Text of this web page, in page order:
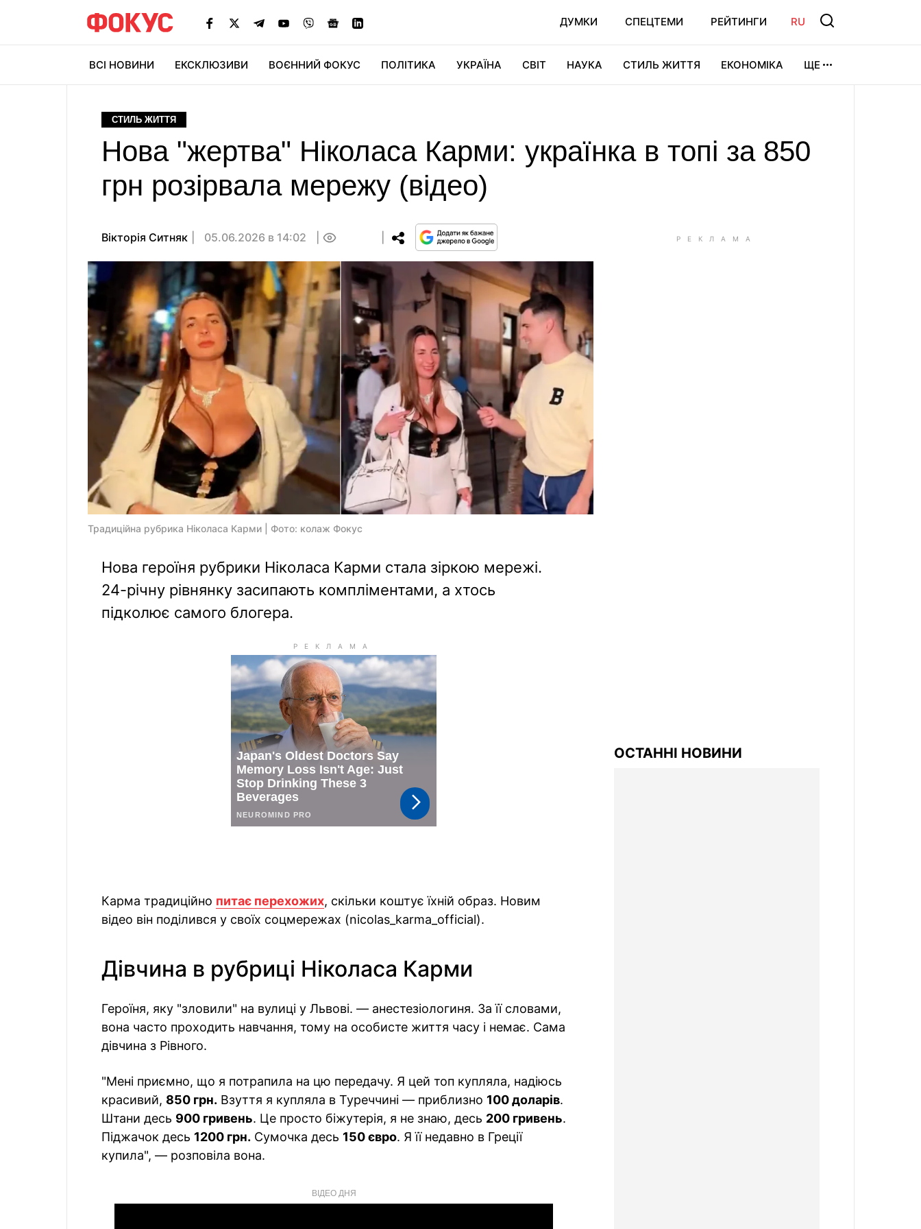
ДУМКИ СПЕЦТЕМИ РЕЙТИНГИ RU
ВСІ НОВИНИ ЕКСКЛЮЗИВИ ВОЄННИЙ ФОКУС ПОЛІТИКА УКРАЇНА СВІТ НАУКА СТИЛЬ ЖИТТЯ ЕКОНОМІКА ЩЕ
СТИЛЬ ЖИТТЯ
Нова "жертва" Ніколаса Карми: українка в топі за 850
грн розірвала мережу (відео)
Вікторія Ситняк 05.06.2026 в 14:02
Традиційна рубрика Ніколаса Карми | Фото: колаж Фокус
Нова героїня рубрики Ніколаса Карми стала зіркою мережі.
24-річну рівнянку засипають компліментами, а хтось
підколює самого блогера.
Карма традиційно питає перехожих, скільки коштує їхній образ. Новим
відео він поділився у своїх соцмережах (nicolas_karma_official).
Дівчина в рубриці Ніколаса Карми
Героїня, яку "зловили" на вулиці у Львові. — анестезіологиня. За її словами,
вона часто проходить навчання, тому на особисте життя часу і немає. Сама
дівчина з Рівного.
"Мені приємно, що я потрапила на цю передачу. Я цей топ купляла, надіюсь
красивий, 850 грн. Взуття я купляла в Туреччині — приблизно 100 доларів.
Штани десь 900 гривень. Це просто біжутерія, я не знаю, десь 200 гривень.
Піджачок десь 1200 грн. Сумочка десь 150 євро. Я її недавно в Греції
купила", — розповіла вона.
ВІДЕО ДНЯ
ОСТАННІ НОВИНИ